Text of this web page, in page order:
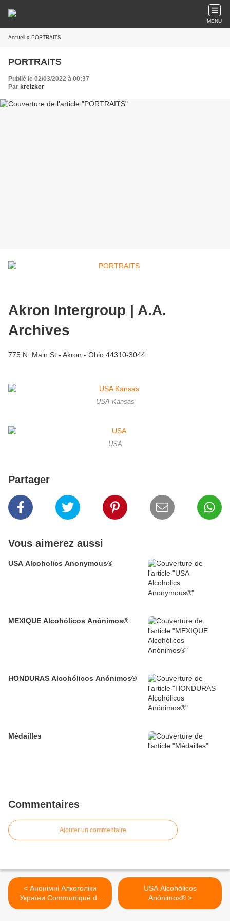
MENU
Accueil » PORTRAITS
PORTRAITS
Publié le 02/03/2022 à 00:37
Par kreizker
Akron Intergroup | A.A.
Archives
775 N. Main St - Akron - Ohio 44310-3044
USA Kansas
USA
Partager
Vous aimerez aussi
USA Alcoholics Anonymous®
MEXIQUE Alcohólicos Anónimos®
HONDURAS Alcohólicos Anónimos®
Médailles
Commentaires
Ajouter un commentaire
< Анонімні Алкоголіки
України Communiqué de
AA Ukraine
USA Alcohólicos
Anónimos® >